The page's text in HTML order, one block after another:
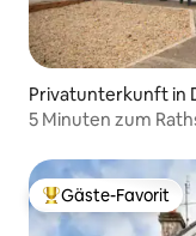
Privatunterkunft in
5 Minuten zum
Beliebter Gäste-
Gäste-Favorit